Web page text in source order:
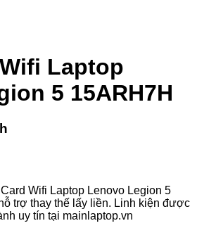
Laptop
5 15ARH7H
Wifi Laptop Lenovo Legion 5
trợ thay thế lấy liền. Linh kiện được
uy tín tại mainlaptop.vn